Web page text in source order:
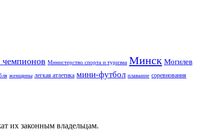
чемпионов Министерство спорта и туризма Минск Могилев
женщины легкая атлетика мини-футбол плавание соревнования
их законным владельцам.